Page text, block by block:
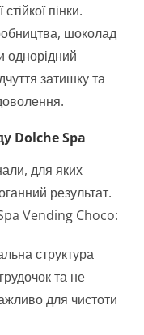
пінки.
шоколад
однорідний
затишку та
Dolche Spa
для яких
результат.
Vending Choco:
структура
та не
для чистоти